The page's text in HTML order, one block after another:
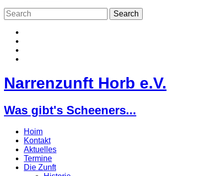
Narrenzunft Horb e.V.
Was gibt's Scheeners...
Hoim
Kontakt
Aktuelles
Termine
Die Zunft